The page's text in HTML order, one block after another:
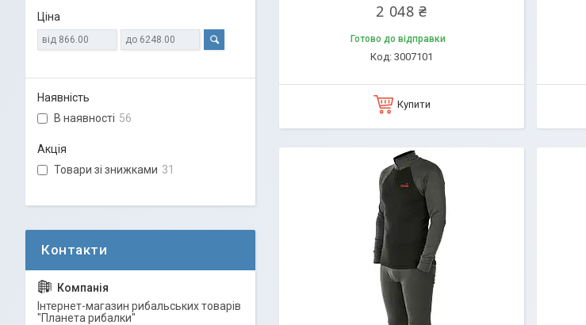
2 048 ₴
Готово до відправки
3007101
Купити
Ціна
Наявність
В наявності 56
Акція
Товари зі знижками 31
Інтернет-магазин рибальських товарів
"Планета рибалки"